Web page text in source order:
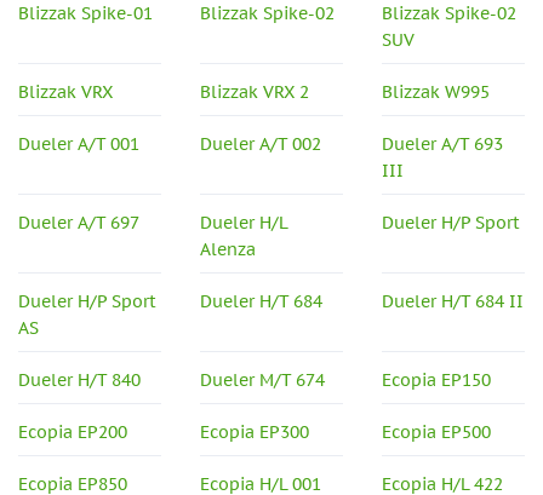
Blizzak Spike-01 Blizzak Spike-02
Blizzak Spike-02
SUV
Blizzak VRX Blizzak VRX 2 Blizzak W995
Dueler A/T 001 Dueler A/T 002
Dueler A/T 693
III
Dueler A/T 697
Dueler H/L
Alenza
Dueler H/P Sport
Dueler H/P Sport
AS
Dueler H/T 684 Dueler H/T 684 II
Dueler H/T 840 Dueler M/T 674 Ecopia EP150
Ecopia EP200 Ecopia EP300 Ecopia EP500
Ecopia EP850 Ecopia H/L 001 Ecopia H/L 422